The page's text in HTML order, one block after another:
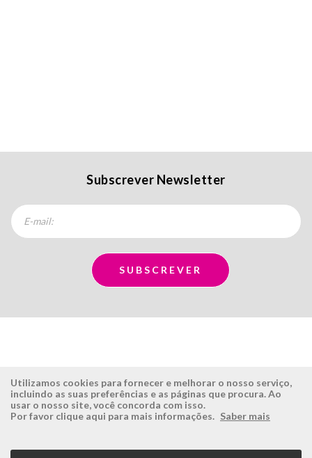
Subscrever Newsletter
ÉSISTEMAS
Empresa
ÁREA RESERVADA
Login
Utilizamos cookies para fornecer e melhorar o nosso serviço,
incluindo as suas preferências e as páginas que procura. Ao
usar o nosso site, você concorda com isso.
Por favor clique aqui para mais informações. Saber mais